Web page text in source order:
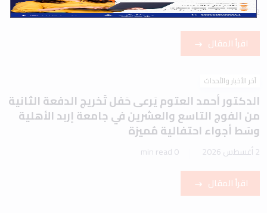
2 أغسطس 2026 1 min read
اقرأ المقال
آخر الأخبار والأحداث
الدكتور أحمد العتوم يَرعى حَفل تَخريج الدفعة الثانية
من الفوج التاسع والعشرين في جامعة إربد الأهلية
وسَط أجواء احتفالية مُميزة
2 أغسطس 2026 0 min read
اقرأ المقال